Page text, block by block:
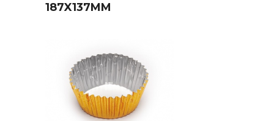
187X137MM